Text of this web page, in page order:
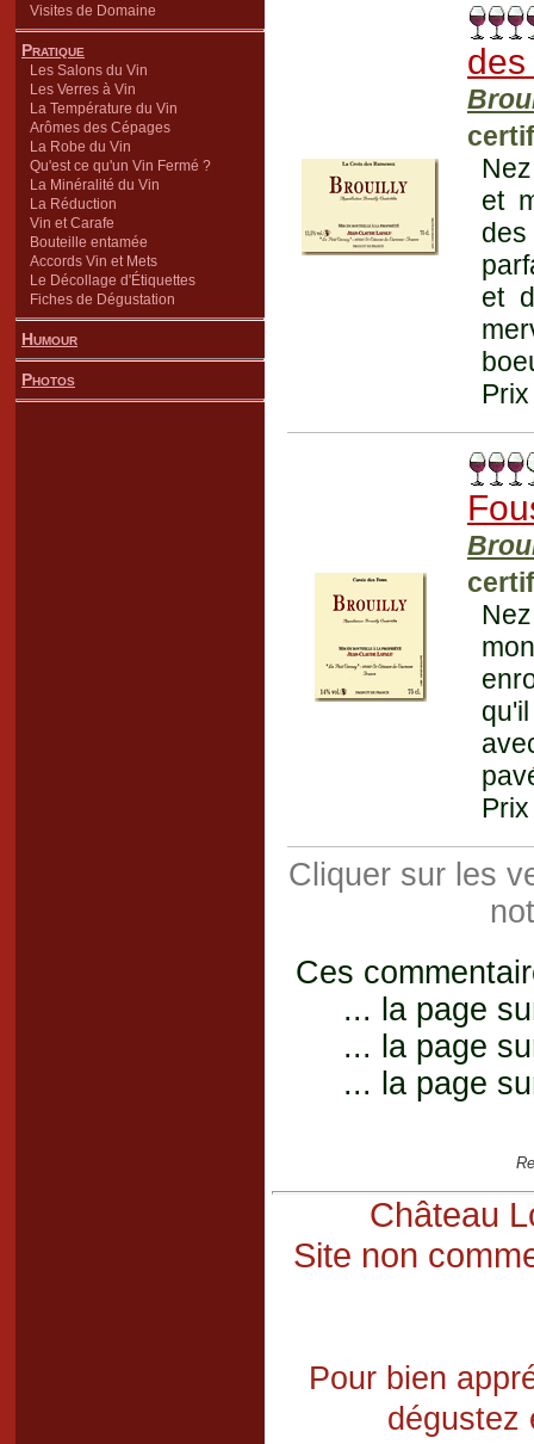
Visites de Domaine
Pratique
Les Salons du Vin
Les Verres à Vin
La Température du Vin
Arômes des Cépages
La Robe du Vin
Qu'est ce qu'un Vin Fermé ?
La Minéralité du Vin
La Réduction
Vin et Carafe
Bouteille entamée
Accords Vin et Mets
Le Décollage d'Étiquettes
Fiches de Dégustation
Humour
Photos
et
et
Cliquer sur les
Ces
... la page
... la page
... la page
Château
Site non
Pour bien
dégustez